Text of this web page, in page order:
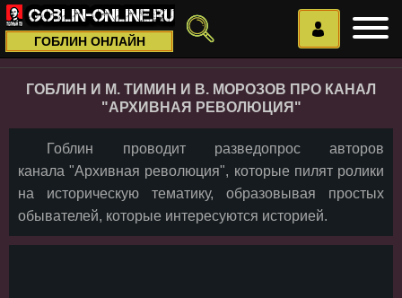
ГОБЛИН ОНЛАЙН
ГОБЛИН И М. ТИМИН И В. МОРОЗОВ ПРО КАНАЛ
"АРХИВНАЯ РЕВОЛЮЦИЯ"
Гоблин проводит разведопрос авторов
канала "Архивная революция", которые пилят ролики
на историческую тематику, образовывая простых
обывателей, которые интересуются историей.